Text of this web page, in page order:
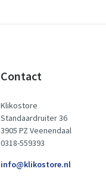
Contact
Klikostore
Standaardruiter 36
3905 PZ Veenendaal
0318-559393
info@klikostore.nl